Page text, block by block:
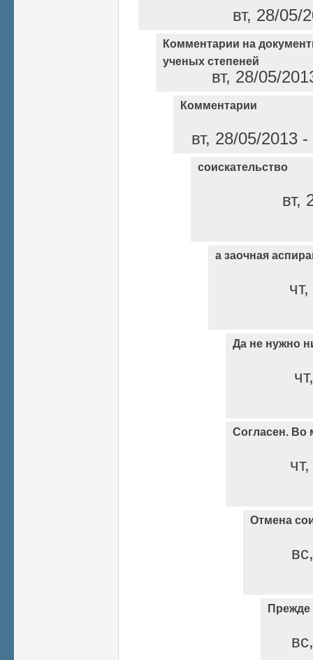
вт, 28/05/
Комментарии на
ученых степеней
вт, 28/05/
Комментарии
вт, 28/05/2013
соискательство
вт,
а заочная
Да не нужно
Согласен. Во
Отмена
Прежде